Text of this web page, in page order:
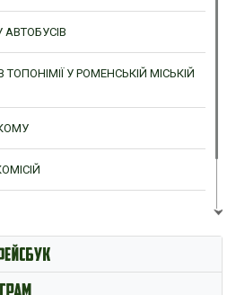
У РОМЕНСЬКІЙ МІСЬКІЙ